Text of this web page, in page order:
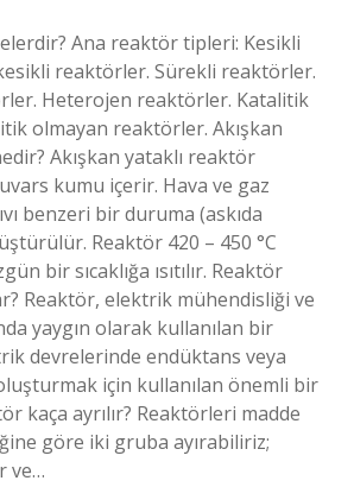
Ana reaktör tipleri: Kesikli
reaktörler. Sürekli reaktörler.
Heterojen reaktörler. Katalitik
olmayan reaktörler. Akışkan
Akışkan yataklı reaktör
kumu içerir. Hava ve gaz
benzeri bir duruma (askıda
Reaktör 420 – 450 °C
bir sıcaklığa ısıtılır. Reaktör
Reaktör, elektrik mühendisliği ve
yaygın olarak kullanılan bir
devrelerinde endüktans veya
için kullanılan önemli bir
kaça ayrılır? Reaktörleri madde
göre iki gruba ayırabiliriz;
ve…